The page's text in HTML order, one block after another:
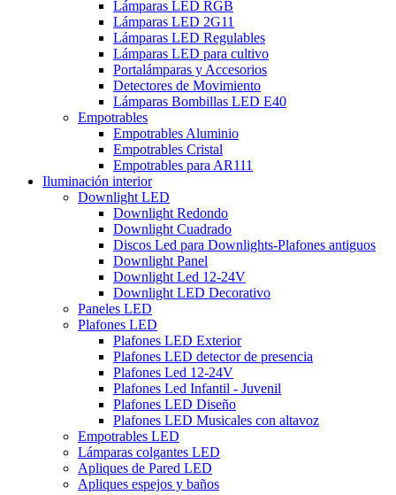
Lámparas LED RGB
Lámparas LED 2G11
Lámparas LED Regulables
Lámparas LED para cultivo
Portalámparas y Accesorios
Detectores de Movimiento
Lámparas Bombillas LED E40
Empotrables
Empotrables Aluminio
Empotrables Cristal
Empotrables para AR111
Iluminación interior
Downlight LED
Downlight Redondo
Downlight Cuadrado
Discos Led para Downlights-Plafones antiguos
Downlight Panel
Downlight Led 12-24V
Downlight LED Decorativo
Paneles LED
Plafones LED
Plafones LED Exterior
Plafones LED detector de presencia
Plafones Led 12-24V
Plafones Led Infantil - Juvenil
Plafones LED Diseño
Plafones LED Musicales con altavoz
Empotrables LED
Lámparas colgantes LED
Apliques de Pared LED
Apliques espejos y baños